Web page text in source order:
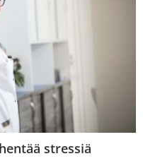
stressiä